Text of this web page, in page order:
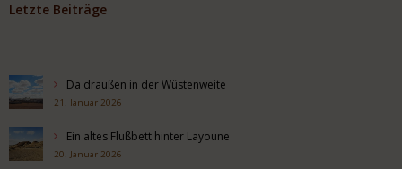
Letzte Beiträge
Da draußen in der Wüstenweite
21. Januar 2026
Ein altes Flußbett hinter Layoune
20. Januar 2026